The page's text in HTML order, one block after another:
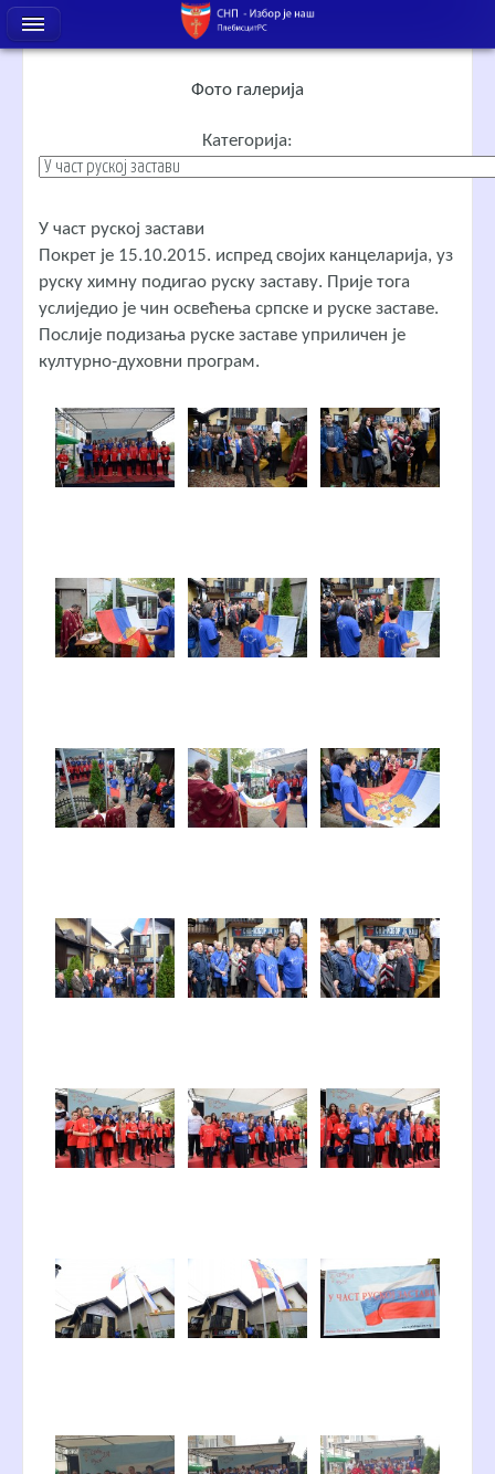
Фото галерија
Категорија:
У част руској застави
Покрет је 15.10.2015. испред својих канцеларија, уз
руску химну подигао руску заставу. Прије тога
услиједио је чин освећења српске и руске заставе.
Послије подизања руске заставе уприличен је
културно-духовни програм.